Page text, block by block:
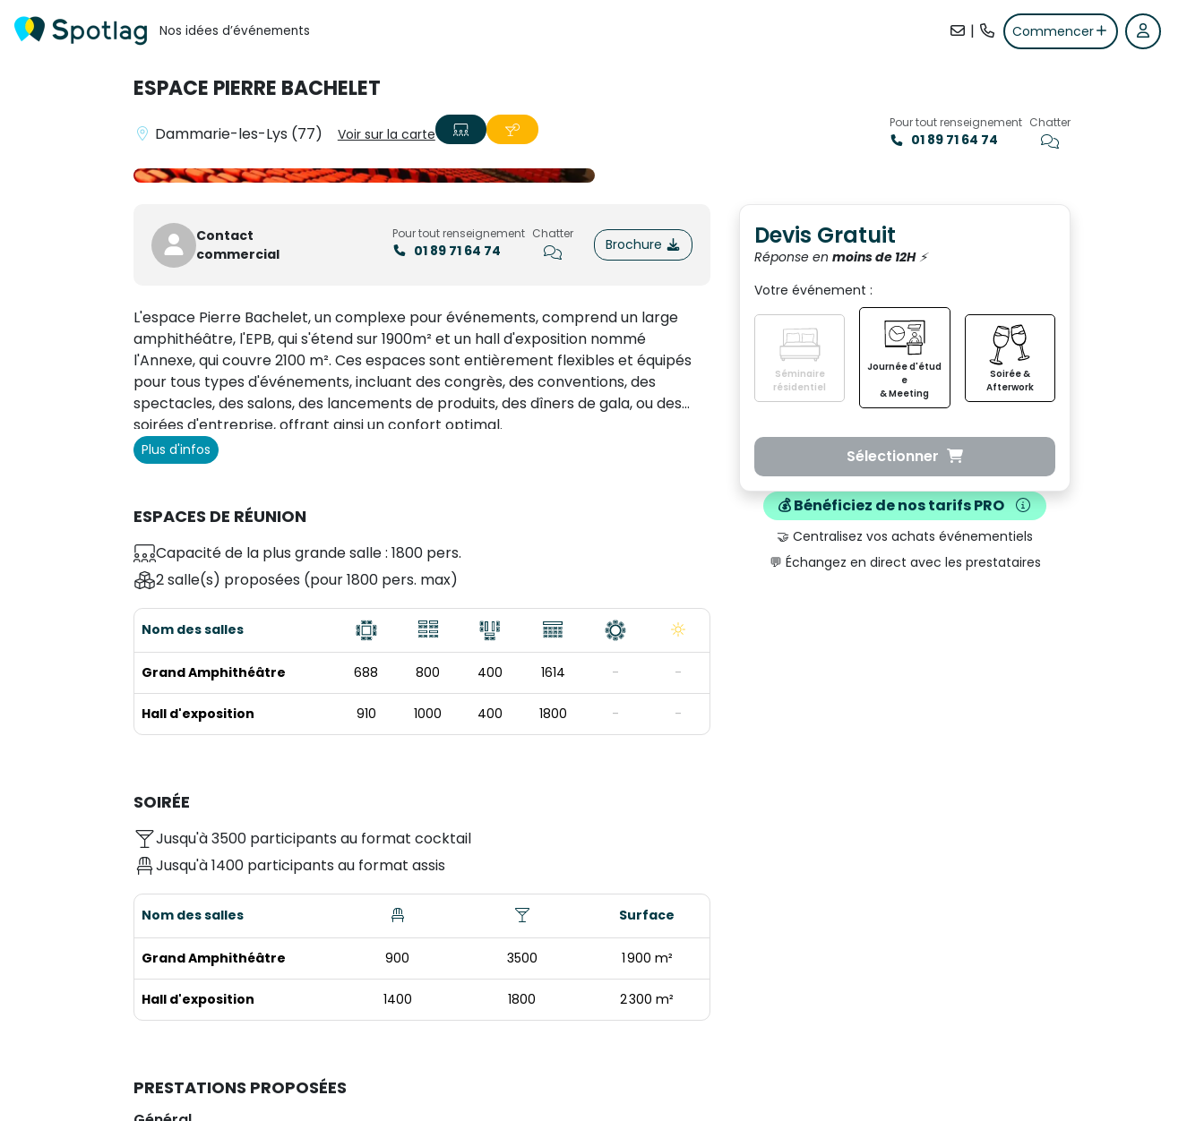
Nos idées d’événements | Commencer
ESPACE PIERRE BACHELET
Dammarie-les-Lys (77) Voir sur la carte
Pour tout renseignement
01 89 71 64 74
Chatter
Contact
commercial
Pour tout renseignement
01 89 71 64 74
Chatter
Brochure
L'espace Pierre Bachelet, un complexe pour événements, comprend un large
amphithéâtre, l'EPB, qui s'étend sur 1900m² et un hall d'exposition nommé
l'Annexe, qui couvre 2100 m². Ces espaces sont entièrement flexibles et équipés
pour tous types d'événements, incluant des congrès, des conventions, des
spectacles, des salons, des lancements de produits, des dîners de gala, ou des
soirées d'entreprise, offrant ainsi un confort optimal.
Plus d'infos
ESPACES DE RÉUNION
Capacité de la plus grande salle : 1800 pers.
2 salle(s) proposées (pour 1800 pers. max)
Nom des salles
Grand Amphithéâtre 688 800 400 1614 - -
Hall d'exposition 910 1000 400 1800 - -
SOIRÉE
Jusqu'à 3500 participants au format cocktail
Jusqu'à 1400 participants au format assis
Nom des salles Surface
Grand Amphithéâtre 900 3500 1 900 m²
Hall d'exposition 1400 1800 2 300 m²
PRESTATIONS PROPOSÉES
Devis Gratuit
Réponse en moins de 12H⚡️
Votre événement :
Séminaire
résidentiel
Journée d'étud
e
& Meeting
Soirée &
Afterwork
Sélectionner
💰 Bénéficiez de nostarifs PRO
🤝 Centralisez vos achats événementiels
💬 Échangez en direct avec les prestataires